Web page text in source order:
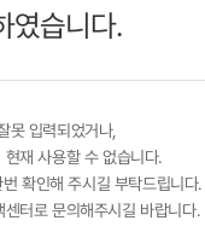
였습니다.
못 입력되었거나,
재 사용할 수 없습니다.
확인해 주시길 부탁드립니다.
터로 문의해주시길 바랍니다.